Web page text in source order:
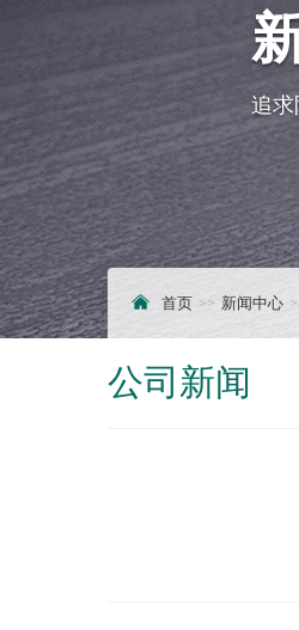
追求
首页 新闻中心
公司新闻